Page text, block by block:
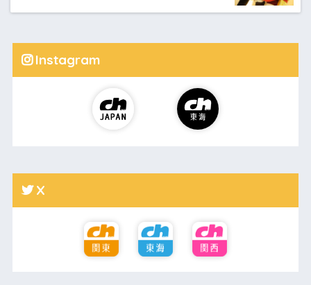
Instagram
X